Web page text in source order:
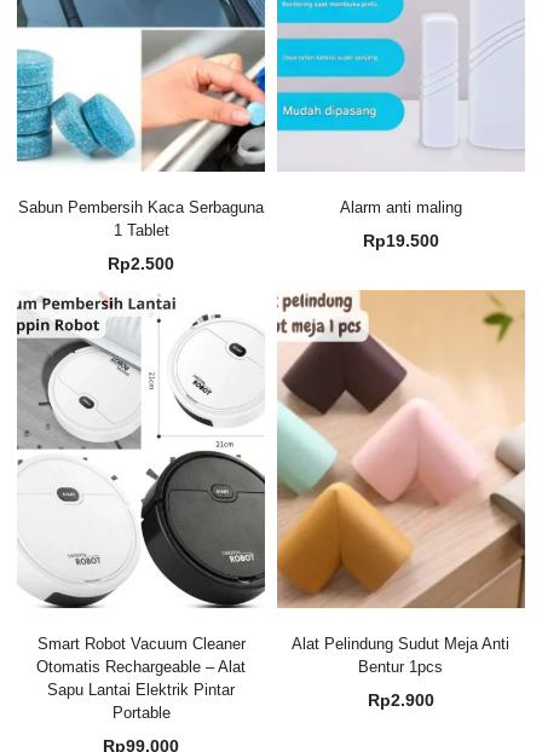
Sabun Pembersih Kaca Serbaguna
1 Tablet
Rp2.500
Alarm anti maling
Rp19.500
Smart Robot Vacuum Cleaner
Otomatis Rechargeable – Alat
Sapu Lantai Elektrik Pintar
Portable
Rp99.000
Alat Pelindung Sudut Meja Anti
Bentur 1pcs
Rp2.900